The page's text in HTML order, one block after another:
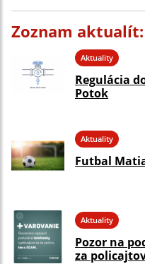
Zoznam aktualít:
Aktuality
Regulácia
Potok
Aktuality
Futbal
Aktuality
Pozor na
za